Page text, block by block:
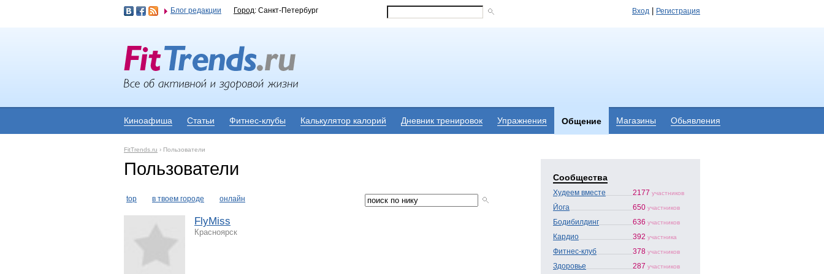
Блог редакции Город: Санкт-Петербург Вход Регистрация
Киноафиша Статьи Фитнес-клубы Калькулятор калорий Дневник тренировок Упражнения Общение Магазины Обьявления
FitTrends.ru › Пользователи
Пользователи
top в твоем городе онлайн
FlyMiss
Красноярск
Сообщества
Худеем вместе 2177 участников
Йога 650 участников
Бодибилдинг 636 участников
Кардио 392 участника
Фитнес-клуб 378 участников
Здоровье 287 участников